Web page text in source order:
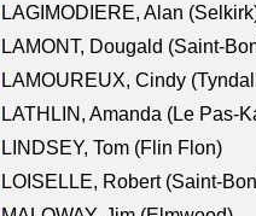
LAGIMODIERE, Alan
LAMONT, Dougald (Saint-
LAMOUREUX, Cindy
LATHLIN, Amanda (Le Pas-
LINDSEY, Tom (Flin Flon)
LOISELLE, Robert (Saint-